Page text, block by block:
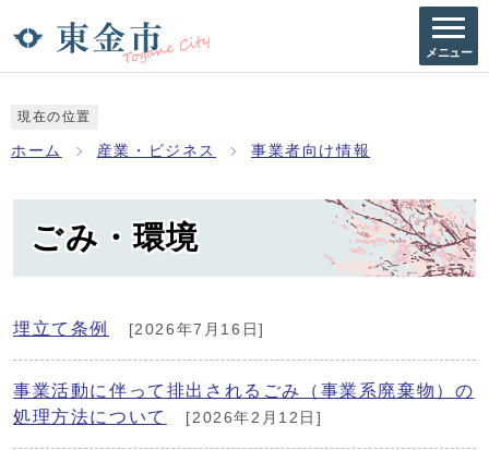
メニュー
現在の位置
ホーム 産業・ビジネス 事業者向け情報
ごみ・環境
埋立て条例 [2026年7月16日]
事業活動に伴って排出されるごみ（事業系廃棄物）の
処理方法について
[2026年2月12日]